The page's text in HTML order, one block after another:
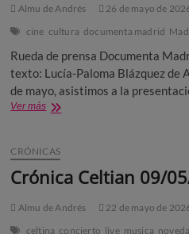
Almu de Andrés
26 de mayo de
cine cultura documenta madrid
Rueda de prensa Documenta
texto: Lucía-Paloma Blázquez de
de mayo, asistimos a la
Ver másRueda
Documenta
Madrid
20/05/2026
CRÓNICAS
Crónica Celtian 09/
Almu de Andrés
22 de mayo de
celtina concierto live musica